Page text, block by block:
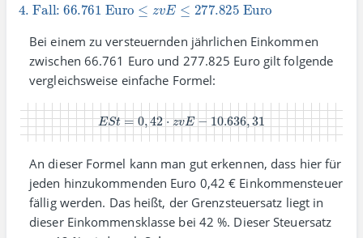
Bei einem zu versteuernden jähr­lichen Einkommen
zwischen 66.761 Euro und 277.825 Euro gilt folgende
vergleichs­weise einfache Formel:
ESt=0,42⋅zvE−10.636,31
An dieser Formel kann man gut erkennen, dass hier für
jeden hinzu­kommenden Euro 0,42 € Einkommen­steuer
fällig werden. Das heißt, der Grenz­steuer­satz liegt in
dieser Einkommens­klasse bei 42 %. Dieser Steuer­satz